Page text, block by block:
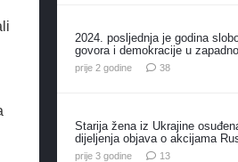
2024. posljednja je godina
govora i demokracije u
prije 2 godine 38komentara
Starija žena iz Ukrajine
dijeljenja objava o akcijama
prije 3 godine 13komentara